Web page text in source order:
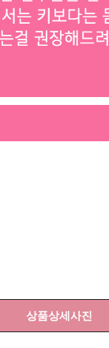
상품상세사진